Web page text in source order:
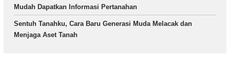
Mudah Dapatkan Informasi Pertanahan
Sentuh Tanahku, Cara Baru Generasi Muda Melacak dan
Menjaga Aset Tanah